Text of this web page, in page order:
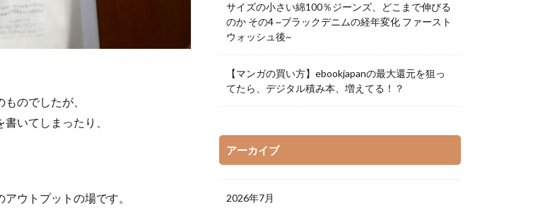
のでしたが、
いてしまったり、
ウトプットの場です。
サイズの小さい綿100％ジーンズ、どこまで伸びる
のか その4 ~ブラックデニムの経年変化 ファースト
ウォッシュ後~
【マンガの買い方】ebookjapanの最大還元を狙っ
てたら、デジタル積み本、増えてる！？
アーカイブ
2026年7月
越智睦 週間少年サンデー
阿川せんり
飴村行